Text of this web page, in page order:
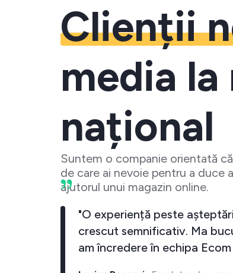
Clienții
media la
național
Suntem o companie orientată
de care ai nevoie pentru a duce
ajutorul unui magazin online.
"O experiență peste
crescut semnificativ. Ma
am încredere în echipa